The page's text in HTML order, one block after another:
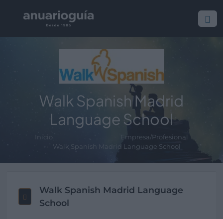
Walk Spanish Madrid
Language School
Inicio
Empresa/Profesional
Walk Spanish Madrid Language School
Walk Spanish Madrid Language
School